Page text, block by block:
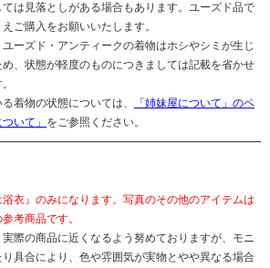
は見落としがある場合もあります。ユーズド品で
ご購入をお願いいたします。
ーズド・アンティークの着物はホシやシミが生じ
、状態が軽度のものにつきましては記載を省かせ
着物の状態については、
「姉妹屋について」のペ
いて」 をご参照ください。
衣』のみになります。写真のその他のアイテムは
考商品です。
際の商品に近くなるよう努めておりますが、モニ
具合により、色や雰囲気が実物とやや異なる場合